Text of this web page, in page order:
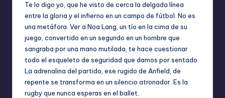
Te lo digo yo, que he visto de cerca la delgada línea
entre la gloria y el infierno en un campo de fútbol. No es
una metáfora. Ver a Noa Lang, un tío en la cima de su
juego, convertido en un segundo en un hombre que
sangraba por una mano mutilada, te hace cuestionar
todo el esqueleto de seguridad que damos por sentado.
La adrenalina del partido, ese rugido de Anfield, de
repente se transforma en un silencio atronador. Es la
rugby que nunca esperas en el ballet.